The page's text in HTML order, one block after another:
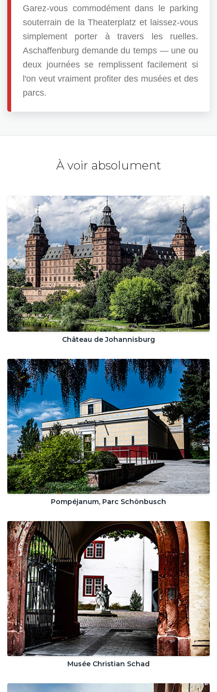
Garez-vous commodément dans le parking
souterrain de la Theaterplatz et laissez-vous
simplement porter à travers les ruelles.
Aschaffenburg demande du temps — une ou
deux journées se remplissent facilement si
l'on veut vraiment profiter des musées et des
parcs.
À voir absolument
Château de Johannisburg
Pompéjanum, Parc Schönbusch
Musée Christian Schad